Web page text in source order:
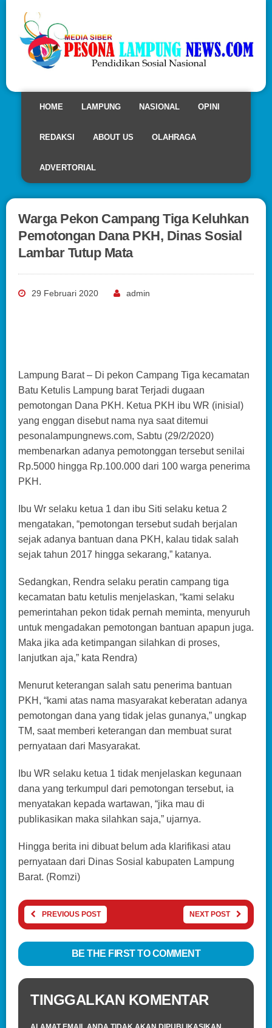
HOME LAMPUNG NASIONAL OPINI
REDAKSI ABOUT US OLAHRAGA
ADVERTORIAL
Warga Pekon Campang Tiga Keluhkan
Pemotongan Dana PKH, Dinas Sosial
Lambar Tutup Mata
29 Februari 2020 admin
Lampung Barat – Di pekon Campang Tiga kecamatan
Batu Ketulis Lampung barat Terjadi dugaan
pemotongan Dana PKH. Ketua PKH ibu WR (inisial)
yang enggan disebut nama nya saat ditemui
pesonalampungnews.com, Sabtu (29/2/2020)
membenarkan adanya pemotonggan tersebut senilai
Rp.5000 hingga Rp.100.000 dari 100 warga penerima
PKH.
Ibu Wr selaku ketua 1 dan ibu Siti selaku ketua 2
mengatakan, “pemotongan tersebut sudah berjalan
sejak adanya bantuan dana PKH, kalau tidak salah
sejak tahun 2017 hingga sekarang,” katanya.
Sedangkan, Rendra selaku peratin campang tiga
kecamatan batu ketulis menjelaskan, “kami selaku
pemerintahan pekon tidak pernah meminta, menyuruh
untuk mengadakan pemotongan bantuan apapun juga.
Maka jika ada ketimpangan silahkan di proses,
lanjutkan aja,” kata Rendra)
Menurut keterangan salah satu penerima bantuan
PKH, “kami atas nama masyarakat keberatan adanya
pemotongan dana yang tidak jelas gunanya,” ungkap
TM, saat memberi keterangan dan membuat surat
pernyataan dari Masyarakat.
Ibu WR selaku ketua 1 tidak menjelaskan kegunaan
dana yang terkumpul dari pemotongan tersebut, ia
menyatakan kepada wartawan, “jika mau di
publikasikan maka silahkan saja,” ujarnya.
Hingga berita ini dibuat belum ada klarifikasi atau
pernyataan dari Dinas Sosial kabupaten Lampung
Barat. (Romzi)
PREVIOUS POST NEXT POST
BE THE FIRST TO COMMENT
TINGGALKAN KOMENTAR